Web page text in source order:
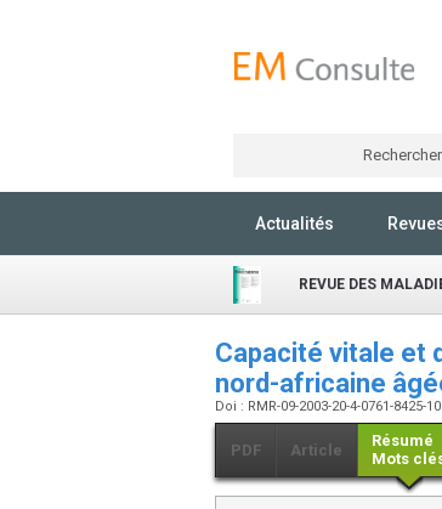
Rechercher
Actualités
REVUE DES
Capacité vitale et
nord-africaine
Doi : RMR-09-2003-20-4-0761-8425-
PDF Article
Résumé
Mots